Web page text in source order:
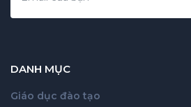
DANH MỤC
Giáo dục đào tạo